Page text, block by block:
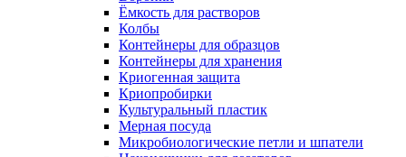
Ёмкость для растворов
Колбы
Контейнеры для образцов
Контейнеры для хранения
Криогенная защита
Криопробирки
Культуральный пластик
Мерная посуда
Микробиологические петли и шпатели